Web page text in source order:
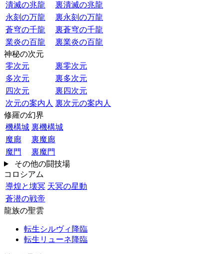
潰滅の兆龍
裏潰滅の兆龍
永刻の万龍
裏永刻の万龍
蒼穹の千龍
裏蒼穹の千龍
業炎の百龍
裏業炎の百龍
神秘の次元
零次元
裏零次元
多次元
裏多次元
四次元
裏四次元
次元の案内人 裏次元の案内人
修羅の幻界
機構城 裏機構城
魔廊
裏魔廊
魔門
裏魔門
その他の闘技場
コロシアム
導煌と壊冥 天冥の星動
蒼潜の戦帝
龍族の聖雲
転生シルヴィ降臨
転生リューネ降臨